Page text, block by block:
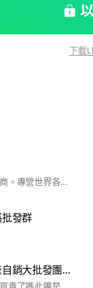
下載
本身是活體 冷凍水產進口商。專營世界各國活體冷凍水產批發
發群
中央水產冷凍海鮮自產自銷大批發團購網